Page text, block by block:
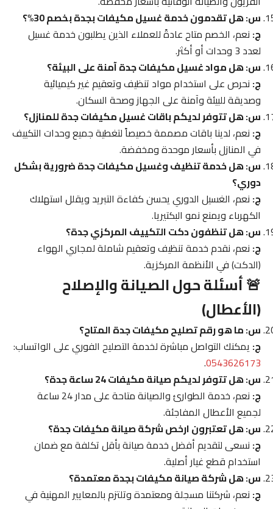
س: هل تقدمون خدمة غسيل مكيفات بجدة بخصم 30%؟
ج: نعم، الخصم متاح عادةً للعملاء الذين يطلبون خدمة غسيل
لعدد 3 وحدات أو أكثر.
س: هل مواد غسيل مكيفات جدة آمنة على البيئة؟
ج: نحرص على استخدام مواد تنظيف وتعقيم غير كيميائية
وصديقة للبيئة وآمنة على الجهاز وصحة السكان.
س: هل تتوفر لديكم باقات غسيل مكيفات جدة للمنازل؟
ج: نعم، لدينا باقات مصممة خصيصاً لتغطية جميع وحدات التكييف
في المنازل بأسعار موحدة ومخفضة.
س: هل خدمة تنظيف وغسيل مكيفات جدة ضرورية بشكل
دوري؟
ج: نعم، الغسيل الدوري يحسن كفاءة التبريد ويقلل استهلاك
الكهرباء ويمنع نمو البكتيريا.
س: هل تنظفون دكت التكييف المركزي جدة؟
ج: نعم، نقدم خدمة تنظيف وتعقيم شاملة لمجاري الهواء
(الدكت) في الأنظمة المركزية.
🚨 أسئلة حول الصيانة والإصلاح
(الأعطال)
س: ما هو رقم تصليح مكيفات جدة المتاح؟
ج: يمكنك التواصل مباشرة لخدمة التصليح الفوري على الواتساب:
0543626173
.
س: هل تتوفر لديكم صيانة مكيفات 24 ساعة جدة؟
ج:
نعم، خدمة الطوارئ والصيانة متاحة على مدار 24 ساعة
لجميع الأعطال المفاجئة.
س: هل تعتبرون ارخص شركة صيانة مكيفات جدة؟
ج: نسعى لتقديم أفضل خدمة صيانة بأقل تكلفة مع ضمان
استخدام قطع غيار أصلية.
س: هل شركة صيانة مكيفات بجدة معتمدة؟
ج: نعم، شركتنا مسجلة ومعتمدة وتلتزم بالمعايير المهنية في